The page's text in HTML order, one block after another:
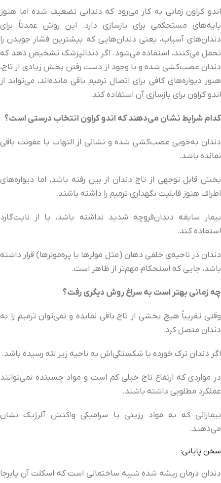
اندو کراون زمانی به کار می‌رود که دندانی تضعیف شده اما هنوز
پایه‌های مستحکمی برای بازسازی دارد. این روش عمدتاً برای
دندان‌های آسیاب، یعنی دندان‌هایی که بیشترین فشار جویدن را
تحمل می‌کنند، استفاده می‌شود. اگر دندانپزشک تشخیص دهد که
دندان عصب‌کشی شده و با وجود از دست رفتن بخش زیادی از تاج،
هنوز دیواره‌های کافی برای اتصال ترمیم باقی مانده‌اند، می‌تواند از
اندو کراون برای بازسازی آن استفاده کند.
کدام شرایط نشان می‌دهند که اندو کراون انتخاب درستی است؟
دندان به‌خوبی عصب‌کشی شده و نشانی از التهاب یا عفونت باقی
نمانده باشد.
بخش قابل توجهی از تاج دندان از بین رفته باشد، اما دیواره‌های
اطراف هنوز قابلیت نگهداری ترمیم را داشته باشند.
بیمار سابقه دندان‌قروچه شدید نداشته باشد، یا از نایت‌گارد
استفاده کند.
دندان در ناحیه‌ی خلفی دهان (مثل مولرها یا پره‌مولرها) قرار داشته
باشد، جایی که استحکام مهم‌تر از ظاهر است.
چه زمانی بهتر است به سراغ روش دیگری رفت؟
وقتی تقریباً هیچ بخشی از تاج باقی نمانده و نمی‌توان ترمیم را به
دندان متصل کرد.
اگر دندان ترک خورده یا شکستگی‌اش به ناحیه زیر لثه رسیده باشد.
در مواردی که ارتفاع تاج خیلی کم است و مواد چسبنده نمی‌توانند
عملکرد مطلوبی داشته باشند.
بیمارانی که به مواد رزینی یا سرامیکی واکنش آلرژیک نشان
می‌دهند.
سخن پایانی:
دندان درمان‌ ریشه‌ شده شبیه ساختمانی است که اسکلت آن پابرجا